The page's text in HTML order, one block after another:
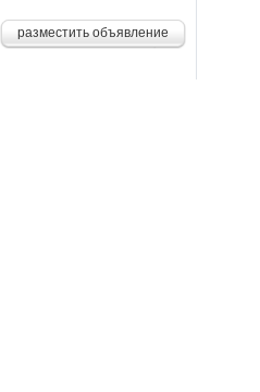
разместить объявление